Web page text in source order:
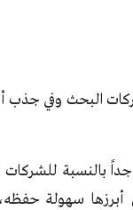
البحث وفي جذب
بالنسبة للشركات
سهولة